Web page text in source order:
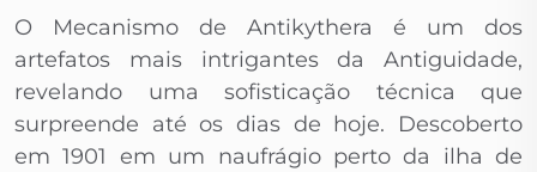
O Mecanismo de Antikythera é um dos
artefatos mais intrigantes da Antiguidade,
revelando uma sofisticação técnica que
surpreende até os dias de hoje. Descoberto
em 1901 em um naufrágio perto da ilha de